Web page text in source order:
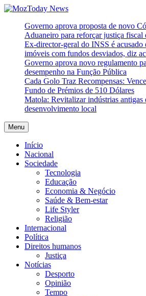
Skip
content
MozToday News
Onde a gente lê.
Governo aprova proposta de novo
Aduaneiro para reforçar justiça fiscal
Ex-director-geral do INSS é acusado
imóveis com fundos desviados, diz
Governo aprova novo regulamento
desempenho na Função Pública
Cada Golo Traz Recompensas:
Fundo de Prémios de 510 Dólares
Matola: Revitalizar indústrias antigas
desenvolvimento local
Menu
Início
Nacional
Sociedade
Tecnologia
Educação
Economia & Negócio
Saúde & Bem-estar
Life Styler
Religião
Internacional
Política
Direitos humanos
Justiça
Notícias
Desporto
Opinião
Tempo